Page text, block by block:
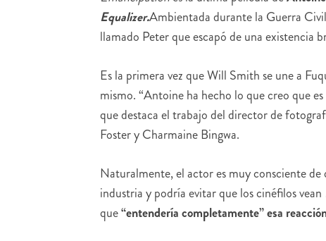
Equalizer.Ambientada durante la Guerra
llamado Peter que escapó de una
Es la primera vez que Will Smith se une a
mismo. “Antoine ha hecho lo que creo que
que destaca el trabajo del director de
Foster y Charmaine Bingwa.
Naturalmente, el actor es muy consciente de
industria y podría evitar que los cinéfilos vean
que“entendería completamente” esa